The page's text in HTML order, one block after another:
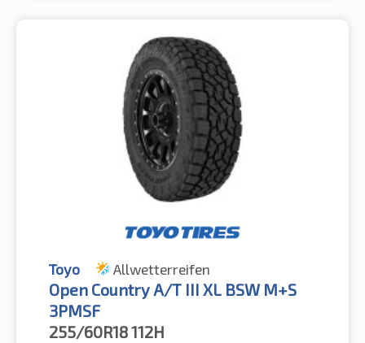
Toyo Allwetterreifen
Open Country A/T III XL BSW M+S
3PMSF
255/60R18112H